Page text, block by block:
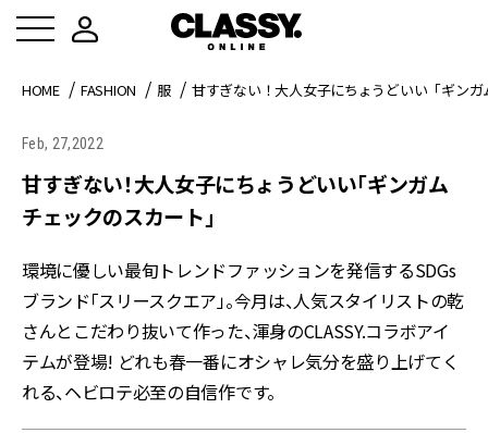
HOME FASHION 服 甘すぎない！大人女子にちょうどいい「ギン
Feb, 27,2022
甘すぎない！大人女子にちょうどいい「ギンガム
チェックのスカート」
環境に優しい最旬トレンドファッションを発信するSDGs
ブランド「スリースクエア」。今月は、人気スタイリストの乾
さんとこだわり抜いて作った、渾身のCLASSY.コラボアイ
テムが登場! どれも春一番にオシャレ気分を盛り上げてく
れる、ヘビロテ必至の自信作です。